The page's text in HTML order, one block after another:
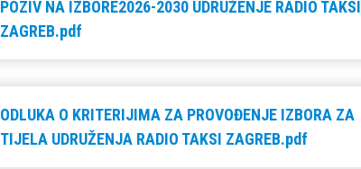
POZIV NA IZBORE2026-2030 UDRUŽENJE RADIO TAKSI
ZAGREB.pdf
ODLUKA O KRITERIJIMA ZA PROVOĐENJE IZBORA ZA
TIJELA UDRUŽENJA RADIO TAKSI ZAGREB.pdf